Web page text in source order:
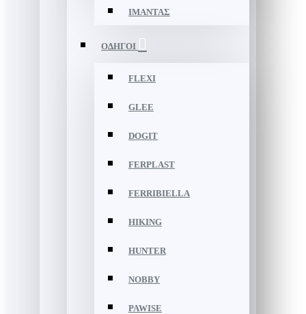
ΙΜΑΝΤΑΣ
ΟΔΗΓΟΙ
FLEXI
GLEE
DOGIT
FERPLAST
FERRIBIELLA
HIKING
HUNTER
NOBBY
PAWISE